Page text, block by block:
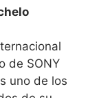
de SONY
uno de los